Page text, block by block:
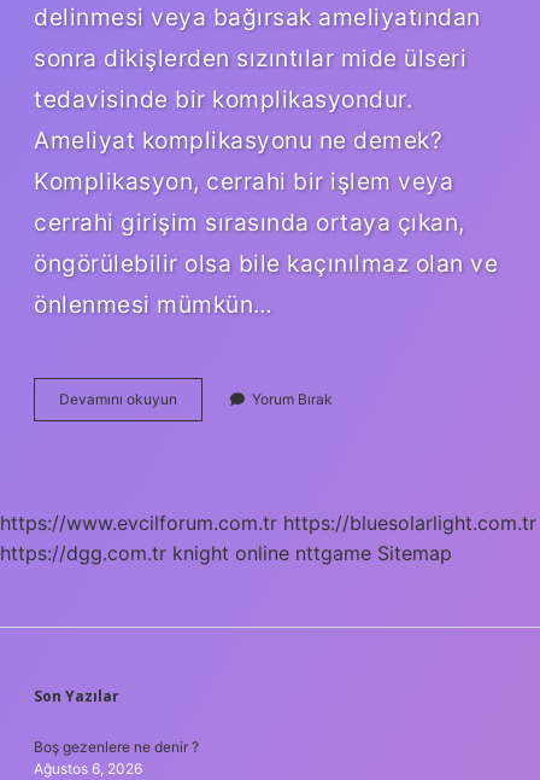
delinmesi veya bağırsak ameliyatından
sonra dikişlerden sızıntılar mide ülseri
tedavisinde bir komplikasyondur.
Ameliyat komplikasyonu ne demek?
Komplikasyon, cerrahi bir işlem veya
cerrahi girişim sırasında ortaya çıkan,
öngörülebilir olsa bile kaçınılmaz olan ve
önlenmesi mümkün…
Devamını okuyun Komplikasyon
Çekim
Yorum Bırak
https://www.evcilforum.com.tr https://bluesolarlight.com.tr
https://dgg.com.tr knight online nttgame Sitemap
SIDEBAR
Son Yazılar
Boş gezenlere ne denir ?
Ağustos 6, 2026